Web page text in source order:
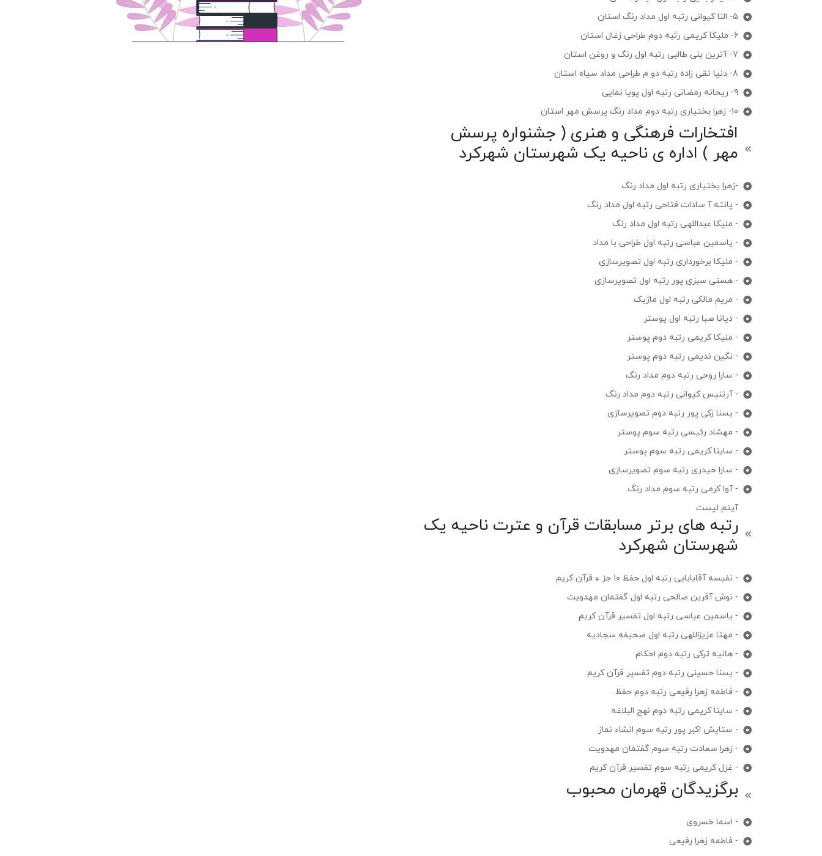
۵- النا کیوانی رتبه اول مداد رنگ استان
۶- ملیکا کریمی رتبه دوم طراحی زغال استان
۷- آترین بنی طالبی رتبه اول رنگ و روغن استان
۸- دنیا تقی زاده رتبه دو م طراحی مداد سیاه استان
۹- ریحانه رمضانی رتبه اول پویا نمایی
۱۰- زهرا بختیاری رتبه دوم مداد رنگ پرسش مهر استان
افتخارات فرهنگی و هنری ( جشنواره پرسش
مهر ) اداره ی ناحیه یک شهرستان شهرکرد
-زهرا بختیاری رتبه اول مداد رنگ
- پانته آ سادات فتاحی رتبه اول مداد رنگ
- ملیکا عبداللهی رتبه اول مداد رنگ
- یاسمین عباسی رتبه اول طراحی با مداد
- ملیکا برخورداری رتبه اول تصویرسازی
- هستی سبزی پور رتبه اول تصویرسازی
- مریم مالکی رتبه اول ماژیک
- دیانا صبا رتبه اول پوستر
- ملیکا کریمی رتبه دوم پوستر
- نگین ندیمی رتبه دوم پوستر
- سارا روحی رتبه دوم مداد رنگ
- آرتنیس کیوانی رتبه دوم مداد رنگ
- یسنا زکی پور رتبه دوم تصویرسازی
- مهشاد رئیسی رتبه سوم پوستر
- ساینا کریمی رتبه سوم پوستر
- سارا حیدری رتبه سوم تصویرسازی
- آوا کرمی رتبه سوم مداد رنگ
آیتم لیست
رتبه های برتر مسابقات قرآن و عترت ناحیه یک
شهرستان شهرکرد
- نفیسه آقابابایی رتبه اول حفظ ۱۰ جز ء قرآن کریم
- نوش آفرین صالحی رتبه اول گفتمان مهدویت
- یاسمین عباسی رتبه اول تفسیر قرآن کریم
- مهتا عزیزاللهی رتبه اول صحیفه سجادیه
- هانیه ترکی رتبه دوم احکام
- یسنا حسینی رتبه دوم تفسیر قرآن کریم
- فاطمه زهرا رفیعی رتبه دوم حفظ
- ساینا کریمی رتبه دوم نهج البلاغه
- ستایش اکبر پور رتبه سوم انشاء نماز
- زهرا سعادت رتبه سوم گفتمان مهدویت
- غزل کریمی رتبه سوم تفسیر قرآن کریم
برگزیدگان قهرمان محبوب
- اسما خسروی
- فاطمه زهرا رفیعی